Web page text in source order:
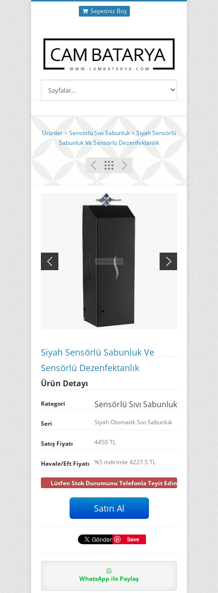
Sepetiniz Boş
Ürünler> Sensörlü Sıvı Sabunluk> Siyah Sensörlü
Sabunluk Ve Sensörlü Dezenfektanlık
Siyah Sensörlü Sabunluk Ve
Sensörlü Dezenfektanlık
Ürün Detayı
Kategori Sensörlü Sıvı Sabunluk
Seri Siyah Otomatik Sıvı Sabunluk
Satış Fiyatı 4450 TL
Havale/Eft Fiyatı %5 indirimle 4227.5 TL
Lütfen Stok Durumunu Telefonla Teyit Ediniz
Save
WhatsApp ile Paylaş